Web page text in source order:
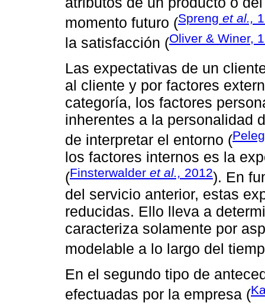
momento futuro (Spreng et al.,
la satisfacción (Oliver & Winer,
Las expectativas de un
al cliente y por factores
categoría, los factores
inherentes a la personalidad
de interpretar el entorno (
los factores internos es la
(Finsterwalder et al., 2012). En
del servicio anterior, estas
reducidas. Ello lleva a
caracteriza solamente por
modelable a lo largo del
En el segundo tipo de
efectuadas por la empresa (